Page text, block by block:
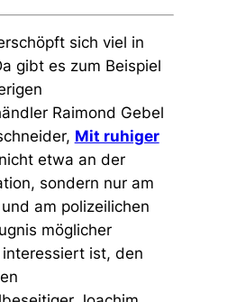
sich viel in
gibt es zum Beispiel
Raimond Gebel
Mit ruhiger
etwa an der
sondern nur am
am polizeilichen
möglicher
ist, den